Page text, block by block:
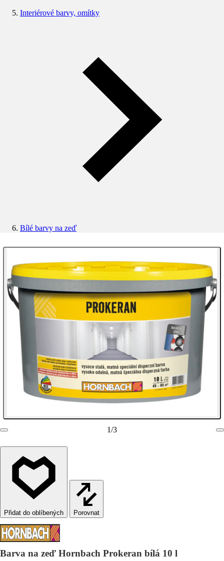
Interiérové barvy, omítky
Bílé barvy na zeď
1/3
Porovnat
Barva na zeď Hornbach Prokeran bílá 10 l